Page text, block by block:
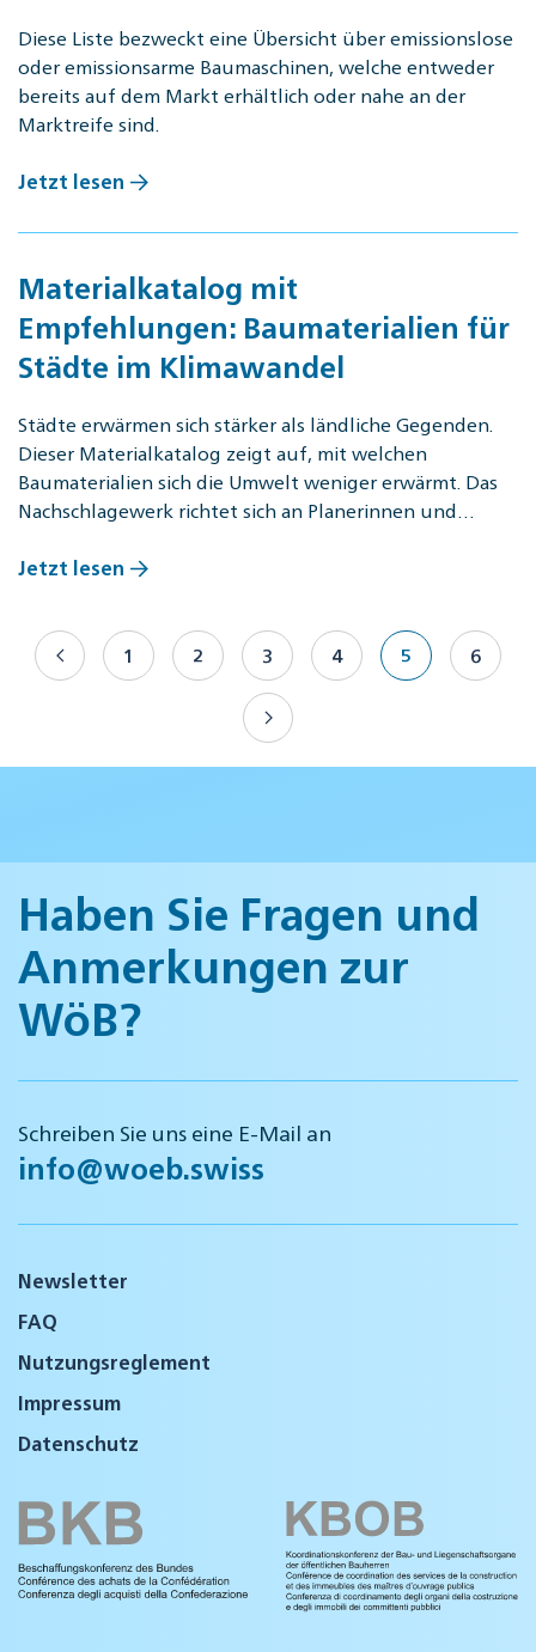
Diese Liste bezweckt eine Übersicht über emissionslose
oder emissionsarme Baumaschinen, welche entweder
bereits auf dem Markt erhältlich oder nahe an der
Marktreife sind.
Jetzt lesen
Materialkatalog mit
Empfehlungen: Baumaterialien für
Städte im Klimawandel
Städte erwärmen sich stärker als ländliche Gegenden.
Dieser Materialkatalog zeigt auf, mit welchen
Baumaterialien sich die Umwelt weniger erwärmt. Das
Nachschlagewerk richtet sich an Planerinnen und…
Jetzt lesen
1 2 3 4 5 6
Haben Sie Fragen und
Anmerkungen zur
WöB?
Schreiben Sie uns eine E-Mail an
info@woeb.swiss
Newsletter
FAQ
Nutzungsreglement
Impressum
Datenschutz